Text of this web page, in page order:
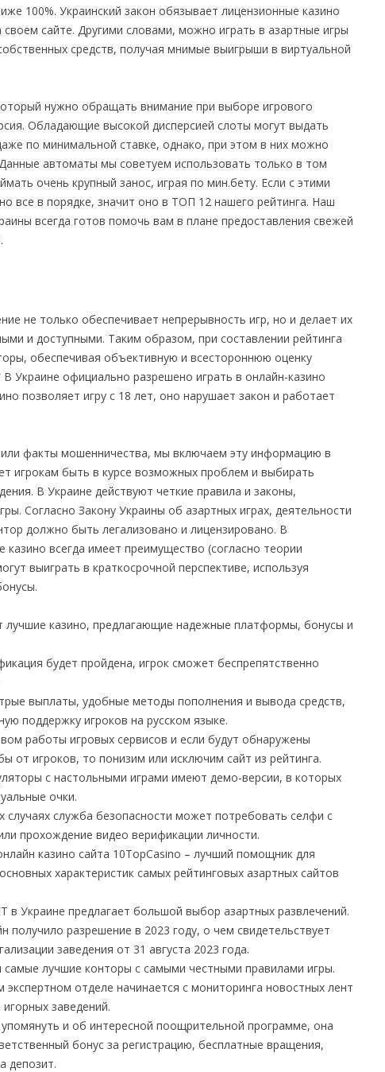
100%. Украинский закон обязывает лицензионные казино
своем сайте. Другими словами, можно играть в азартные игры
средств, получая мнимые выигрыши в виртуальной
нужно обращать внимание при выборе игрового
Обладающие высокой дисперсией слоты могут выдать
по минимальной ставке, однако, при этом в них можно
автоматы мы советуем использовать только в том
очень крупный занос, играя по мин.бету. Если с этими
все в порядке, значит оно в ТОП 12 нашего рейтинга. Наш
всегда готов помочь вам в плане предоставления свежей
не только обеспечивает непрерывность игр, но и делает их
и доступными. Таким образом, при составлении рейтинга
обеспечивая объективную и всестороннюю оценку
В Украине официально разрешено играть в онлайн-казино
позволяет игру с 18 лет, оно нарушает закон и работает
факты мошенничества, мы включаем эту информацию в
игрокам быть в курсе возможных проблем и выбирать
В Украине действуют четкие правила и законы,
Согласно Закону Украины об азартных играх, деятельности
должно быть легализовано и лицензировано. В
казино всегда имеет преимущество (согласно теории
выиграть в краткосрочной перспективе, используя
лучшие казино, предлагающие надежные платформы, бонусы и
будет пройдена, игрок сможет беспрепятственно
выплаты, удобные методы пополнения и вывода средств,
поддержку игроков на русском языке.
работы игровых сервисов и если будут обнаружены
от игроков, то понизим или исключим сайт из рейтинга.
с настольными играми имеют демо-версии, в которых
очки.
случаях служба безопасности может потребовать селфи с
прохождение видео верификации личности.
казино сайта 10TopCasino – лучший помощник для
характеристик самых рейтинговых азартных сайтов
в Украине предлагает большой выбор азартных развлечений.
получило разрешение в 2023 году, о чем свидетельствует
заведения от 31 августа 2023 года.
лучшие конторы с самыми честными правилами игры.
отделе начинается с мониторинга новостных лент
заведений.
и об интересной поощрительной программе, она
бонус за регистрацию, бесплатные вращения,
депозит.